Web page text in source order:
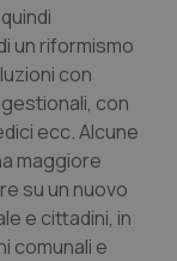
Ulcerosa
un riformismo
con
con
ecc. Alcune
maggiore
su un nuovo
e cittadini, in
comunali e